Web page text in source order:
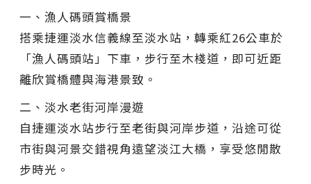
一、漁人碼頭賞橋景
搭乘捷運淡水信義線至淡水站，轉乘紅26公車於
「漁人碼頭站」下車，步行至木棧道，即可近距
離欣賞橋體與海港景致。
二、淡水老街河岸漫遊
自捷運淡水站步行至老街與河岸步道，沿途可從
市街與河景交錯視角遠望淡江大橋，享受悠閒散
步時光。